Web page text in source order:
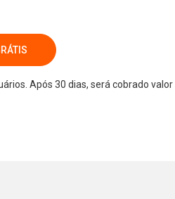
Após 30 dias, será cobrado valor